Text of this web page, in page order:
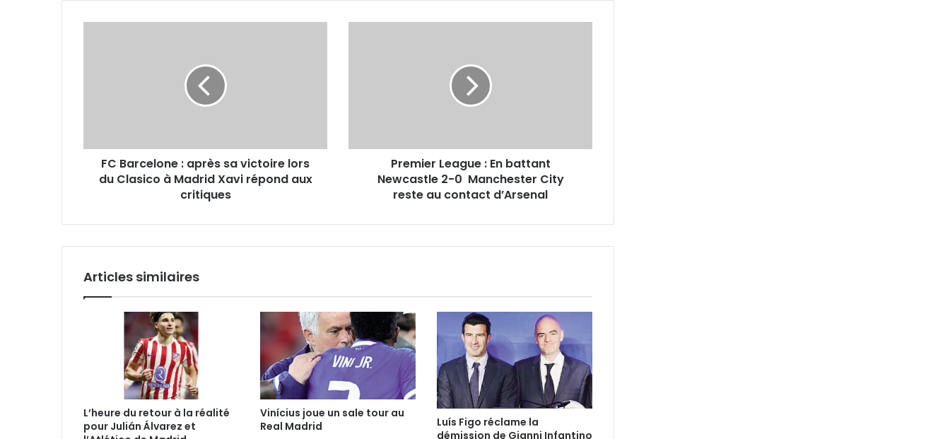
Clasico
Madrid
FC Barcelone : après sa victoire lors
du Clasico à Madrid Xavi répond aux
critiques
Manchester
Premier League : En battant
Newcastle 2-0 Manchester City
reste au contact d’Arsenal
Articles similaires
L’heure du retour à la réalité
pour Julián Álvarez et
Vinícius joue un sale tour au
Real Madrid
Luís Figo réclame la
démission de Gianni Infantino